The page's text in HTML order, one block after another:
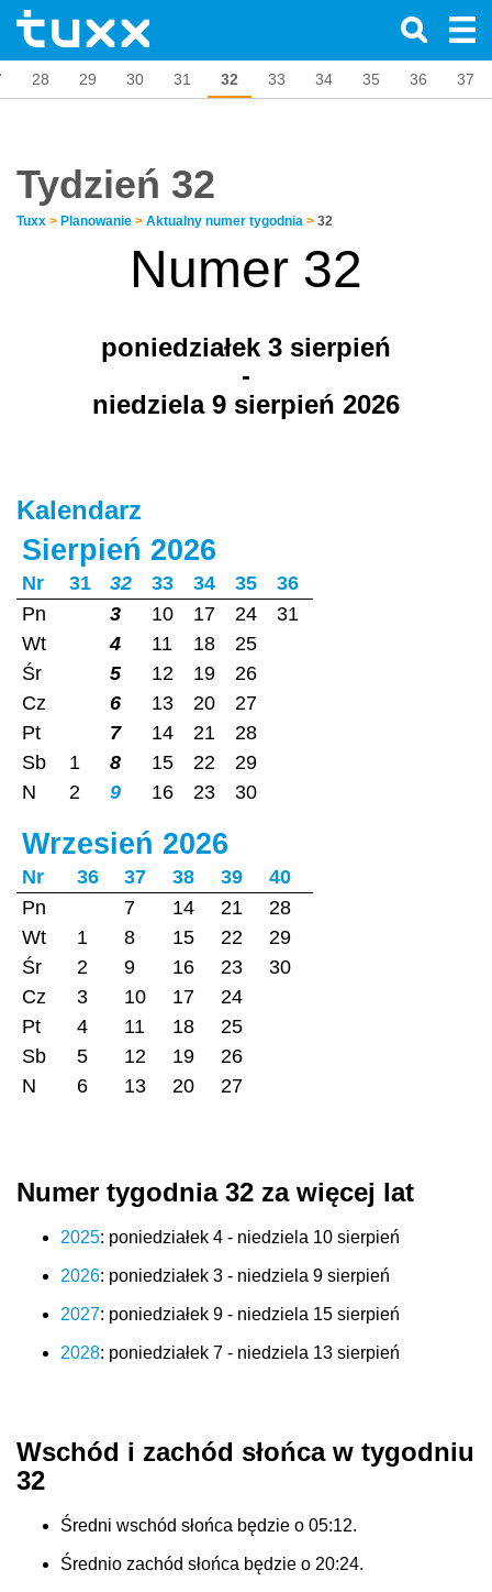
28 29 30 31 32 33 34 35 36 37
Tydzień 32
Tuxx > Planowanie > Aktualny numer tygodnia > 32
Numer 32
poniedziałek 3 sierpień
-
niedziela 9 sierpień 2026
Kalendarz
Sierpień 2026
Nr 31 32 33 34 35
36
Pn
3 10 17 24
31
Wt
4 11 18
25
Śr
5 12 19
26
Cz
6 13 20
27
Pt
7 14 21
28
Sb
1 8 15 22
29
N
2 9 16 23 30
Wrzesień 2026
Nr 36 37 38 39
40
Pn
7 14 21
28
Wt
1 8 15 22
29
Śr
2 9 16 23
30
Cz
3 10 17
24
Pt
4 11 18
25
Sb
5 12 19
26
N
6 13 20 27
Numer tygodnia 32 za więcej lat
2025: poniedziałek 4 - niedziela 10 sierpień
2026: poniedziałek 3 - niedziela 9 sierpień
2027: poniedziałek 9 - niedziela 15 sierpień
2028: poniedziałek 7 - niedziela 13 sierpień
Wschód i zachód słońca w tygodniu
32
Średni wschód słońca będzie o 05:12.
Średnio zachód słońca będzie o 20:24.